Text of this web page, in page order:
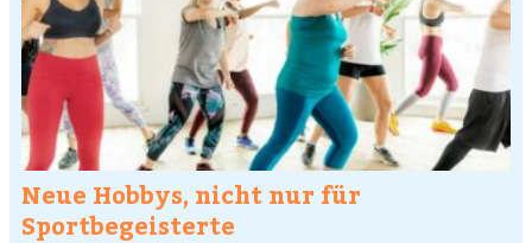
Neue Hobbys, nicht nur für
Sportbegeisterte